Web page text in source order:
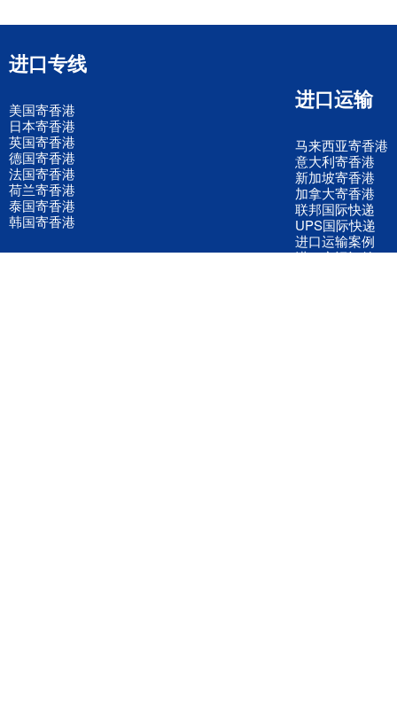
进口专线
美国寄香港
日本寄香港
英国寄香港
德国寄香港
法国寄香港
荷兰寄香港
泰国寄香港
韩国寄香港
进口运输
马来西亚寄香港
意大利寄香港
新加坡寄香港
加拿大寄香港
联邦国际快递
UPS国际快递
进口运输案例
进口空运订舱